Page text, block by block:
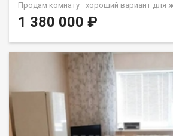
Продам комнату—хороший вариант для
Комната в секции, общая площадь
заведена, площадь позволяет
востребован, заселяется быстро). Вся
шаговой доступности- школы, детские
магазины, ТРЦ, парки, больницы, МФЦ,
транспортная развязка- трамвай,
транспорт—влюбое время, без пробок.
центра близко. Звоните—отвечу на все
просмотр ! Возможен обмен на вашу
Возможна продажа в рассрочку. При
1 380 000 ₽